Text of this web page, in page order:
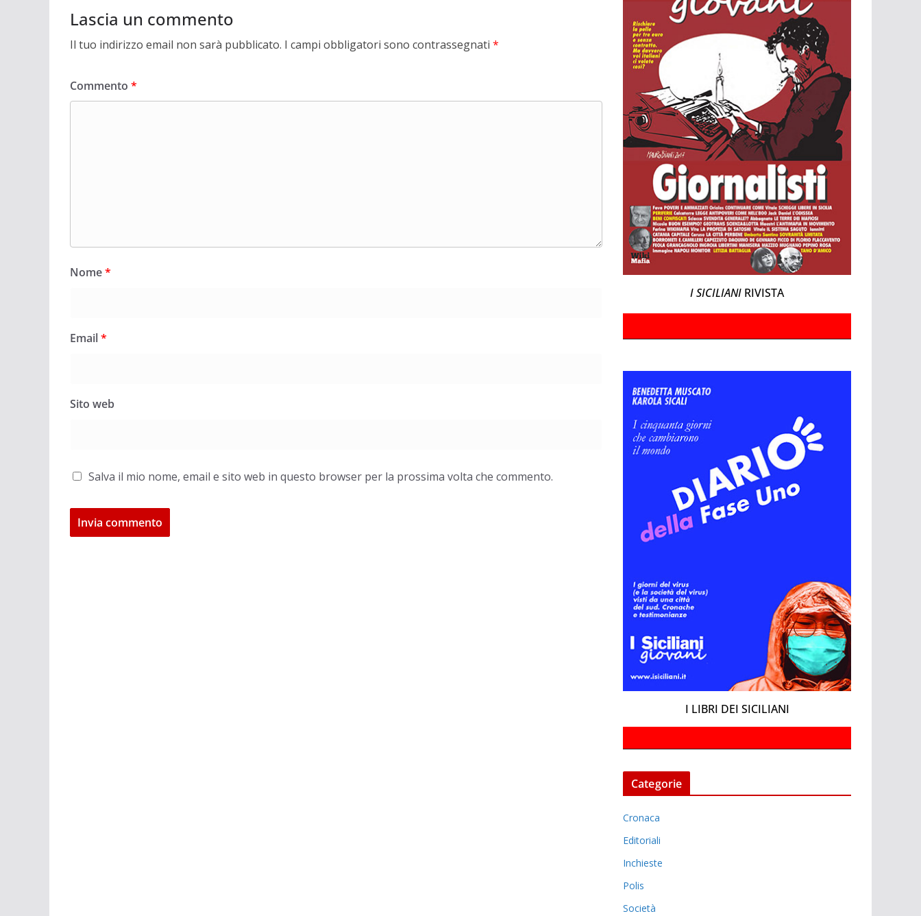
Lascia un commento
Il tuo indirizzo email non sarà pubblicato. I campi obbligatori sono contrassegnati *
Commento *
Nome*
Email*
Sito web
Salva il mio nome, email e sito web in questo browser per la prossima volta che commento.
I SICILIANI RIVISTA
I LIBRI DEI SICILIANI
Categorie
Cronaca
Editoriali
Inchieste
Polis
Società